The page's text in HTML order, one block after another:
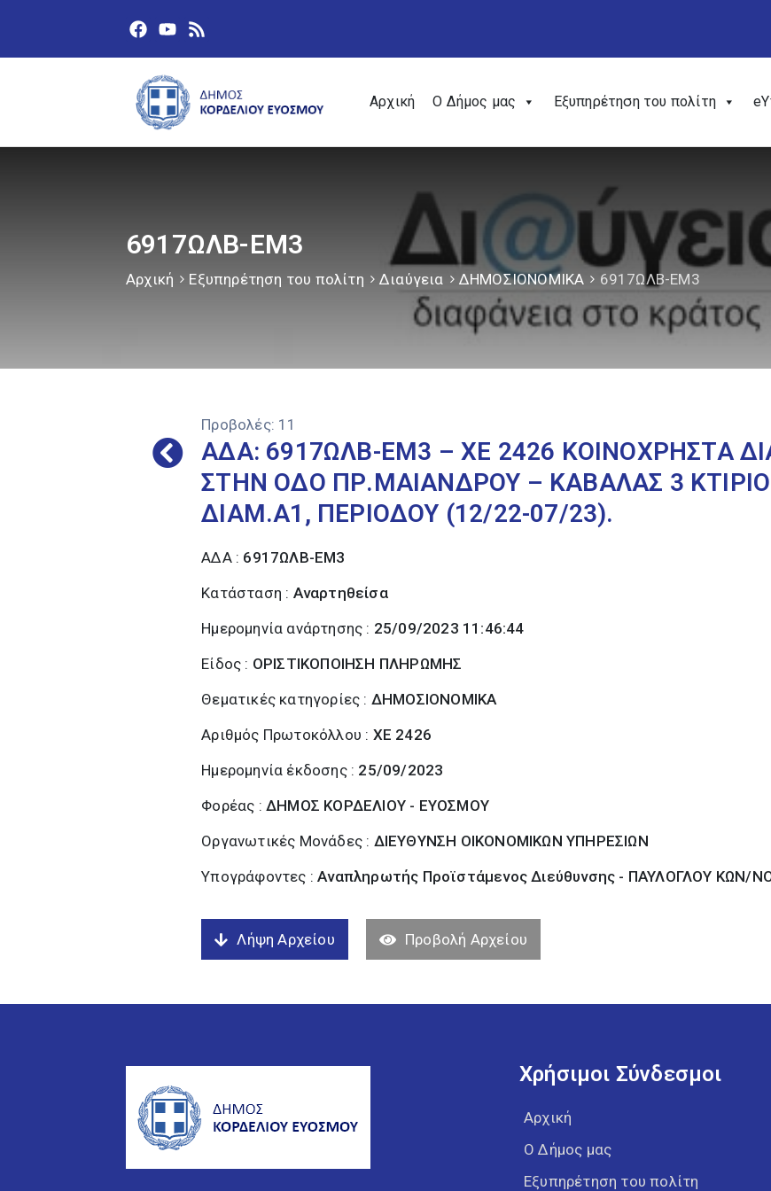
Αρχική Ο Δήμος μας Εξυπηρέτηση του πολίτη
6917ΩΛΒ-ΕΜ3
Αρχική Εξυπηρέτηση του πολίτη Διαύγεια ΔΗΜΟΣΙΟΝΟΜΙΚΑ 6917ΩΛΒ-ΕΜ3
Προβολές: 11
ΑΔΑ: 6917ΩΛΒ-ΕΜ3 – ΧΕ 2426 ΚΟΙΝΟΧΡΗΣΤΑ
ΣΤΗΝ ΟΔΟ ΠΡ.ΜΑΙΑΝΔΡΟΥ – ΚΑΒΑΛΑΣ 3 ΚΤΙΡΙΟ
ΔΙΑΜ.Α1, ΠΕΡΙΟΔΟΥ (12/22-07/23).
ΑΔΑ : 6917ΩΛΒ-ΕΜ3
Κατάσταση : Αναρτηθείσα
Ημερομηνία ανάρτησης : 25/09/2023 11:46:44
Είδος : ΟΡΙΣΤΙΚΟΠΟΙΗΣΗ ΠΛΗΡΩΜΗΣ
Θεματικές κατηγορίες : ΔΗΜΟΣΙΟΝΟΜΙΚΑ
Αριθμός Πρωτοκόλλου : ΧΕ 2426
Ημερομηνία έκδοσης : 25/09/2023
Φορέας :ΔΗΜΟΣ ΚΟΡΔΕΛΙΟΥ - ΕΥΟΣΜΟΥ
Οργανωτικές Μονάδες : ΔΙΕΥΘΥΝΣΗ ΟΙΚΟΝΟΜΙΚΩΝ ΥΠΗΡΕΣΙΩΝ
Υπογράφοντες :Αναπληρωτής Προϊστάμενος Διεύθυνσης - ΠΑΥΛΟΓΛΟΥ ΚΩΝ/
Λήψη Αρχείου Προβολή Αρχείου
Χρήσιμοι Σύνδεσμοι
Αρχική
Ο Δήμος μας
Εξυπηρέτηση του πολίτη